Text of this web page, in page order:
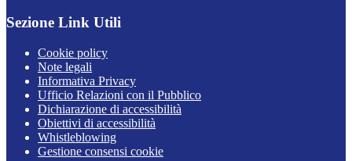
Sezione Link Utili
Cookie policy
Note legali
Informativa Privacy
Ufficio Relazioni con il Pubblico
Dichiarazione di accessibilità
Obiettivi di accessibilità
Whistleblowing
Gestione consensi cookie